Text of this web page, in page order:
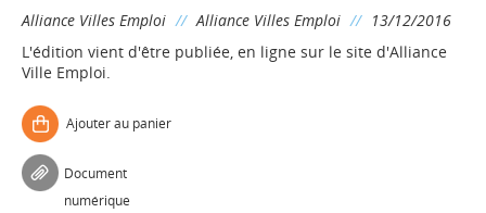
Alliance Villes Emploi // Alliance Villes Emploi // 13/12/2016
L'édition vient d'être publiée, en ligne sur le site d'Alliance
Ville Emploi.
Ajouter au panier
Document
numérique